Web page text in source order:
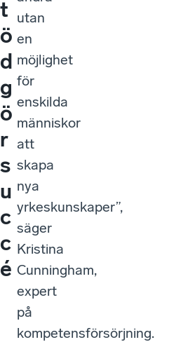
t
ö
d
g
ö
r
s
u
c
c
é
utan
en
möjlighet
för
enskilda
människor
att
skapa
nya
yrkeskunskaper”,
säger
Kristina
Cunningham,
expert
på
kompetensförsörjning.